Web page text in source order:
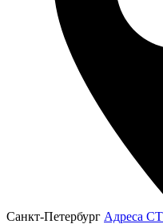
Санкт-Петербург Адреса